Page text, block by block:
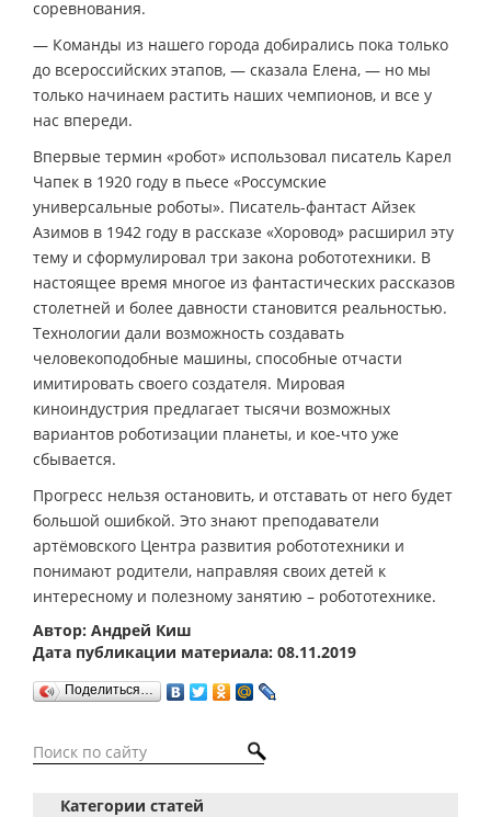
соревнования.
— Команды из нашего города добирались пока только
до всероссийских этапов, — сказала Елена, — но мы
только начинаем растить наших чемпионов, и все у
нас впереди.
Впервые термин «робот» использовал писатель Карел
Чапек в 1920 году в пьесе «Россумские
универсальные роботы». Писатель-фантаст Айзек
Азимов в 1942 году в рассказе «Хоровод» расширил эту
тему и сформулировал три закона робототехники. В
настоящее время многое из фантастических рассказов
столетней и более давности становится реальностью.
Технологии дали возможность создавать
человекоподобные машины, способные отчасти
имитировать своего создателя. Мировая
киноиндустрия предлагает тысячи возможных
вариантов роботизации планеты, и кое-что уже
сбывается.
Прогресс нельзя остановить, и отставать от него будет
большой ошибкой. Это знают преподаватели
артёмовского Центра развития робототехники и
понимают родители, направляя своих детей к
интересному и полезному занятию – робототехнике.
Автор: Андрей Киш
Дата публикации материала: 08.11.2019
Поделиться…
Категории статей